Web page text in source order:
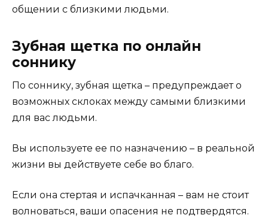
общении с близкими людьми.
Зубная щетка по онлайн
соннику
По соннику, зубная щетка – предупреждает о
возможных склоках между самыми близкими
для вас людьми.
Вы используете ее по назначению – в реальной
жизни вы действуете себе во благо.
Если она стертая и испачканная – вам не стоит
волноваться, ваши опасения не подтвердятся.